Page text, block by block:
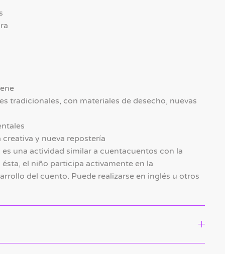
tradicionales, con materiales de desecho, nuevas
y nueva repostería
una actividad similar a cuentacuentos con la
el niño participa activamente en la
del cuento. Puede realizarse en inglés u otros